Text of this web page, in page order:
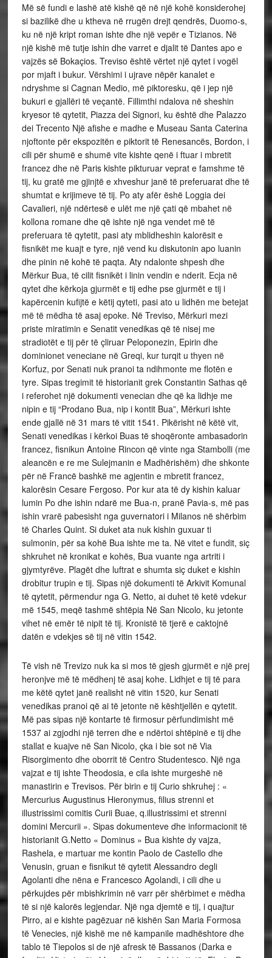
Më së fundi e lashë atë kishë që në një kohë konsiderohej
si bazilikë dhe u ktheva në rrugën drejt qendrës, Duomo-s,
ku në një kript roman ishte dhe një vepër e Tizianos. Në
një kishë më tutje ishin dhe varret e djalit të Dantes apo e
vajzës së Bokaçios. Treviso është vërtet një qytet i vogël
por mjaft i bukur. Vërshimi i ujrave nëpër kanalet e
ndryshme si Cagnan Medio, më piktoresku, që i jep një
bukuri e gjallëri të veçantë. Fillimthi ndalova në sheshin
kryesor të qytetit, Piazza dei Signori, ku është dhe Palazzo
dei Trecento Një afishe e madhe e Museau Santa Caterina
njoftonte për ekspozitën e piktorit të Renesancës, Bordon, i
cili për shumë e shumë vite kishte qenë i ftuar i mbretit
francez dhe në Paris kishte pikturuar veprat e famshme të
tij, ku gratë me gjinjtë e xhveshur janë të preferuarat dhe të
shumtat e krijimeve të tij. Po aty afër ëshë Loggia dei
Cavalieri, një ndërtesë e ulët me një çati që mbahet në
kollona romane dhe që ishte një nga vendet më të
preferuara të qytetit, pasi aty mblidheshin kalorësit e
fisnikët me kuajt e tyre, një vend ku diskutonin apo luanin
dhe pinin në kohë të paqta. Aty ndalonte shpesh dhe
Mërkur Bua, të cilit fisnikët i linin vendin e nderit. Ecja në
qytet dhe kërkoja gjurmët e tij edhe pse gjurmët e tij i
kapërcenin kufijtë e këtij qyteti, pasi ato u lidhën me betejat
më të mëdha të asaj epoke. Në Treviso, Mërkuri mezi
priste miratimin e Senatit venedikas që të nisej me
stradiotët e tij për të çliruar Peloponezin, Epirin dhe
dominionet veneciane në Greqi, kur turqit u thyen në
Korfuz, por Senati nuk pranoi ta ndihmonte me flotën e
tyre. Sipas tregimit të historianit grek Constantin Sathas që
i referohet një dokumenti venecian dhe që ka lidhje me
nipin e tij “Prodano Bua, nip i kontit Bua”, Mërkuri ishte
ende gjallë në 31 mars të vitit 1541. Pikërisht në këtë vit,
Senati venedikas i kërkoi Buas të shoqëronte ambasadorin
francez, fisnikun Antoine Rincon që vinte nga Stambolli (me
aleancën e re me Sulejmanin e Madhërishëm) dhe shkonte
për në Francë bashkë me agjentin e mbretit francez,
kalorësin Cesare Fergoso. Por kur ata të dy kishin kaluar
lumin Po dhe ishin ndarë me Bua-n, pranë Pavia-s, më pas
ishin vrarë pabesisht nga guvernatori i Milanos në shërbim
të Charles Quint. Si duket ata nuk kishin guxuar ti
sulmonin, për sa kohë Bua ishte me ta. Në vitet e fundit, siç
shkruhet në kronikat e kohës, Bua vuante nga artriti i
gjymtyrëve. Plagët dhe luftrat e shumta siç duket e kishin
drobitur trupin e tij. Sipas një dokumenti të Arkivit Komunal
të qytetit, përmendur nga G. Netto, ai duhet të ketë vdekur
më 1545, meqë tashmë shtëpia Në San Nicolo, ku jetonte
vihet në emër të nipit të tij. Kronistë të tjerë e caktojnë
datën e vdekjes së tij në vitin 1542.
Të vish në Trevizo nuk ka si mos të gjesh gjurmët e një prej
heronjve më të mëdhenj të asaj kohe. Lidhjet e tij të para
me këtë qytet janë realisht në vitin 1520, kur Senati
venedikas pranoi që ai të jetonte në kështjellën e qytetit.
Më pas sipas një kontarte të firmosur përfundimisht më
1537 ai zgjodhi një terren dhe e ndërtoi shtëpinë e tij dhe
stallat e kuajve në San Nicolo, çka i bie sot në Via
Risorgimento dhe oborrit të Centro Studentesco. Një nga
vajzat e tij ishte Theodosia, e cila ishte murgeshë në
manastirin e Trevisos. Për birin e tij Curio shkruhej : «
Mercurius Augustinus Hieronymus, filius strenni et
illustrissimi comitis Curii Buae, q.illustrissimi et strenni
domini Mercurii ». Sipas dokumenteve dhe informacionit të
historianit G.Netto « Dominus » Bua kishte dy vajza,
Rashela, e martuar me kontin Paolo de Castello dhe
Venusin, gruan e fisnikut të qytetit Alessandro degli
Agolanti dhe nëna e Francesco Agolandi, i cili dhe u
përkujdes për mbishkrimin në varr për shërbimet e mëdha
të si një kalorës legjendar. Një nga djemtë e tij, i quajtur
Pirro, ai e kishte pagëzuar në kishën San Maria Formosa
të Venecies, një kishë me në kampanile madhështore dhe
tablo të Tiepolos si de një afresk të Bassanos (Darka e